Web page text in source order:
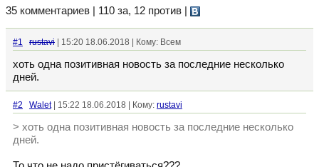
35 комментариев | 110 за, 12 против
#1 rustavi | 15:20 18.06.2018 | Кому: Всем
хоть одна позитивная новость за последние несколько
дней.
#2 Walet| 15:22 18.06.2018 | Кому: rustavi
> хоть одна позитивная новость за последние несколько
дней.